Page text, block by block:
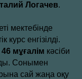
Логачев.
мектебінде
енгізілді.
46 мұғалім кәсіби
Сонымен
сай жаңа оқу